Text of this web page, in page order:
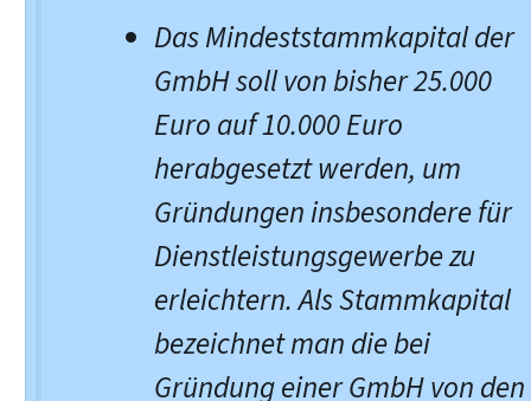
Das Mindeststammkapital der
GmbH soll von bisher 25.000
Euro auf 10.000 Euro
herabgesetzt werden, um
Gründungen insbesondere für
Dienstleistungsgewerbe zu
erleichtern. Als Stammkapital
bezeichnet man die bei
Gründung einer GmbH von den